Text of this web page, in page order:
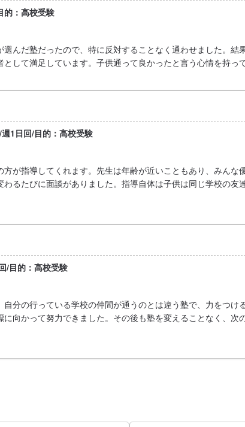
的：高校受験
んだ塾だったので、特に反対することなく通わせました。結
して満足しています。子供通って良かったと言う心情を持っ
1日回/目的：高校受験
が指導してくれます。先生は年齢が近いこともあり、みんな
るたびに面談がありました。指導自体は子供は同じ学校の友
/目的：高校受験
分の行っている学校の仲間が通うのとは違う塾で、力をつけ
向かって努力できました。その後も塾を変えることなく、次